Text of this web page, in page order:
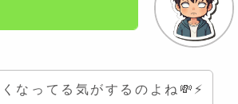
なってる気がするのよね💸⚡